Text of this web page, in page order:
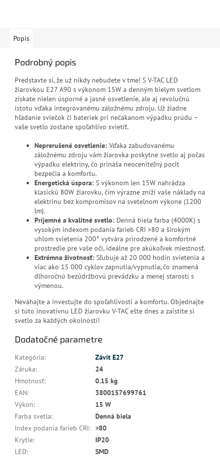
Popis
Podrobný popis
Predstavte si, že už nikdy nebudete v tme! S V-TAC LED
žiarovkou E27 A90 s výkonom 15W a denným bielym svetlom
získate nielen úsporné a jasné osvetlenie, ale aj revolučnú
istotu vďaka integrovanému záložnému zdroju. Už žiadne
hľadanie sviečok či bateriek pri nečakanom výpadku prúdu –
vaše svetlo zostane spoľahlivo svietiť.
Neprerušené osvetlenie: Vďaka zabudovanému
záložnému zdroju vám žiarovka poskytne svetlo aj počas
výpadku elektriny, čo prináša neoceniteľný pocit
bezpečia a komfortu.
Energetická úspora: S výkonom len 15W nahrádza
klasickú 80W žiarovku, čím výrazne zníži vaše náklady na
elektrinu bez kompromisov na svetelnom výkone (1200
lm).
Príjemné a kvalitné svetlo: Denná biela farba (4000K) s
vysokým indexom podania farieb CRI >80 a širokým
uhlom svietenia 200° vytvára prirodzené a komfortné
prostredie pre vaše oči, ideálne pre akúkoľvek miestnosť.
Extrémna životnosť: Sľubuje až 20 000 hodín svietenia a
viac ako 15 000 cyklov zapnutia/vypnutia, čo znamená
dlhoročnú bezúdržbovú prevádzku a menej starostí s
výmenou.
Neváhajte a investujte do spoľahlivosti a komfortu. Objednajte
si túto inovatívnu LED žiarovku V-TAC ešte dnes a zaistite si
svetlo za každých okolností!
Dodatočné parametre
Kategória:
Závit E27
Záruka:
24
Hmotnosť:
0.15 kg
EAN:
3800157699761
Výkon:
15 W
Farba svetla:
Denná biela
Index podania farieb CRI:
>80
Krytie:
IP20
LED: SMD